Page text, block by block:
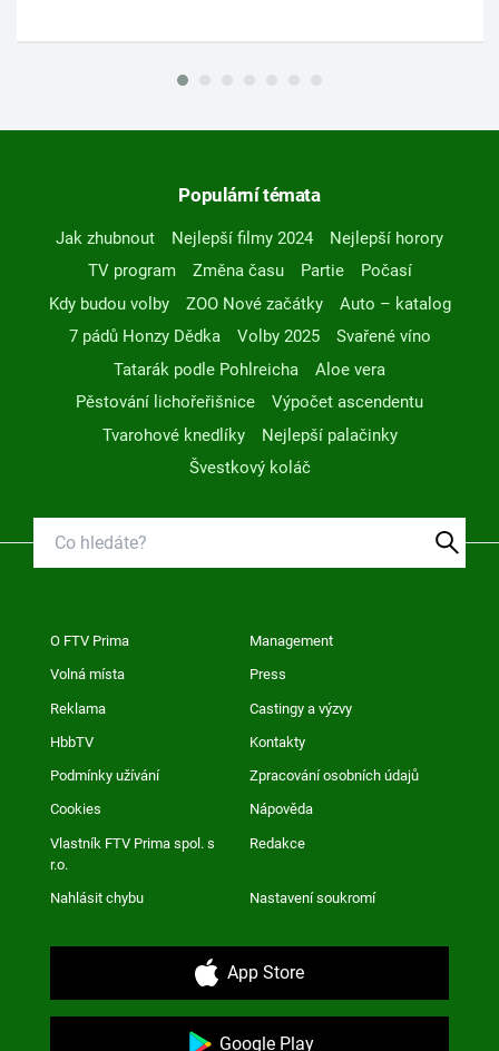
Populární témata
Jak zhubnout Nejlepší filmy 2024
Nejlepší horory
TV program
Změna času Partie
Počasí
Kdy budou volby
ZOO Nové začátky
Auto – katalog
7 pádů Honzy Dědka
Volby 2025
Svařené víno
Tatarák podle Pohlreicha
Aloe vera
Pěstování lichořeřišnice
Výpočet ascendentu
Tvarohové knedlíky
Nejlepší palačinky
Švestkový koláč
O FTV Prima Management
Volná místa Press
Reklama Castingy a výzvy
HbbTV Kontakty
Podmínky užívání Zpracování osobních údajů
Cookies Nápověda
Vlastník FTV Prima spol. s
r.o.
Redakce
Nahlásit chybu Nastavení soukromí
App Store
Google Play